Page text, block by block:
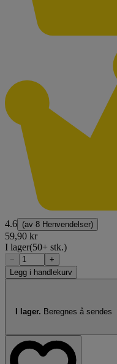
4.6 (av 8 Henvendelser)
59,90 kr
I lager(50+ stk.)
−
+
Legg i handlekurv
I lager. Beregnes å sendes